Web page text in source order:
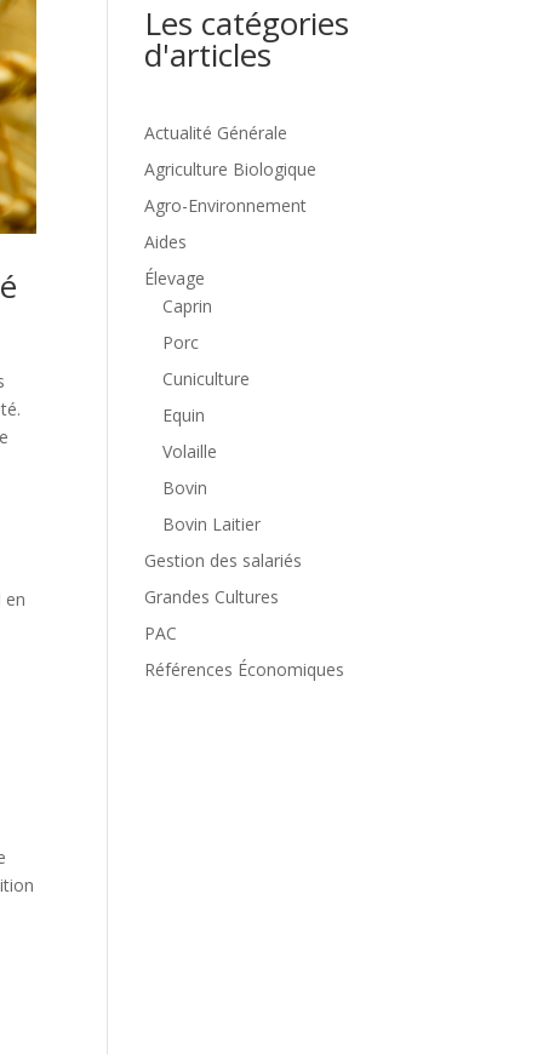
en
Les catégories
d'articles
Actualité Générale
Agriculture Biologique
Agro-Environnement
Aides
Élevage
Caprin
Porc
Cuniculture
Equin
Volaille
Bovin
Bovin Laitier
Gestion des salariés
Grandes Cultures
PAC
Références Économiques